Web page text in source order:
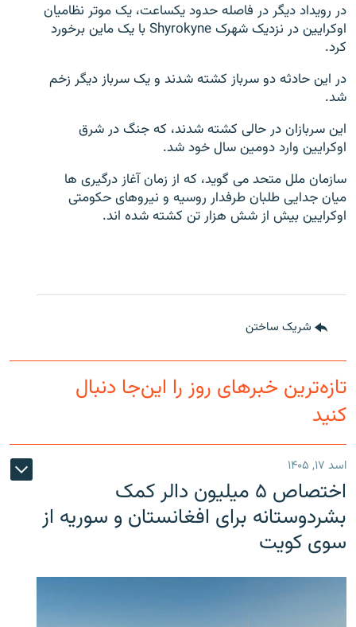
همۀ سایت‌های رادیو آزادی/ رادیو اروپای آزاد
در رویداد دیگر در فاصله حدود یکساعت، یک موتر نظامیان
اوکرایین در نزدیک شهرک Shyrokyne با یک ماین برخورد
کرد.
در این حادثه دو سرباز کشته شدند و یک سرباز دیگر زخم
شد.
این سربازان در حالی کشته شدند، که جنگ در شرق
اوکرایین وارد دومین سال خود شد.
سازمان ملل متحد می گوید، که از زمان آغاز درگیری ها
میان جدایی طلبان طرفدار روسیه و نیروهای حکومتی
اوکرایین بیش از شش هزار تن کشته شده اند.
شریک ساختن
تازه‌ترین خبرهای روز را این‌جا دنبال
کنید
اسد ۱۷, ۱۴۰۵
اختصاص ۵ میلیون دالر کمک
بشردوستانه برای افغانستان و سوریه از
سوی کویت